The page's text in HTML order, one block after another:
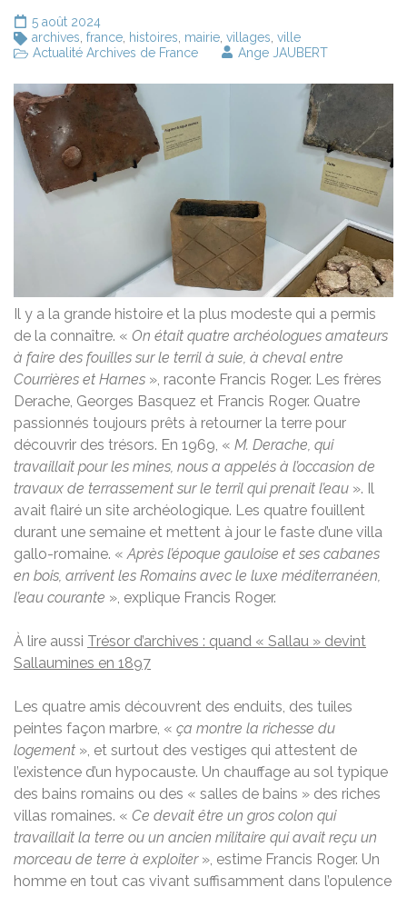
5 août 2024
archives france histoires mairie villages ville
Actualité Archives de France
Ange JAUBERT
Il y a la grande histoire et la plus modeste qui a permis
de la connaître. « On était quatre archéologues amateurs
à faire des fouilles sur le terril à suie, à cheval entre
Courrières et Harnes », raconte Francis Roger. Les frères
Derache, Georges Basquez et Francis Roger. Quatre
passionnés toujours prêts à retourner la terre pour
découvrir des trésors. En 1969, « M. Derache, qui
travaillait pour les mines, nous a appelés à l’occasion de
travaux de terrassement sur le terril qui prenait l’eau ». Il
avait flairé un site archéologique. Les quatre fouillent
durant une semaine et mettent à jour le faste d’une villa
gallo-romaine. « Après l’époque gauloise et ses cabanes
en bois, arrivent les Romains avec le luxe méditerranéen,
l’eau courante », explique Francis Roger.
À lire aussi Trésor d’archives : quand « Sallau » devint
Sallaumines en 1897
Les quatre amis découvrent des enduits, des tuiles
peintes façon marbre, « ça montre la richesse du
logement », et surtout des vestiges qui attestent de
l’existence d’un hypocauste. Un chauffage au sol typique
des bains romains ou des « salles de bains » des riches
villas romaines. « Ce devait être un gros colon qui
travaillait la terre ou un ancien militaire qui avait reçu un
morceau de terre à exploiter», estime Francis Roger. Un
homme en tout cas vivant suffisamment dans l’opulence